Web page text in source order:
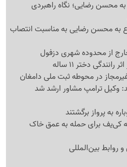
به محسن رضایی؛ نگاه راهبردی
به محسن رضایی به مناسبت انتصاب
از محدوده شهری دزفول
دختر 11 ساله
در محوطه ثبت ملی دامغان
وکیل ترامپ مشاور ارشد شد
به پرواز برگشتند
کی‌یف برای حمله به عمق خاک
روابط بین‌المللی